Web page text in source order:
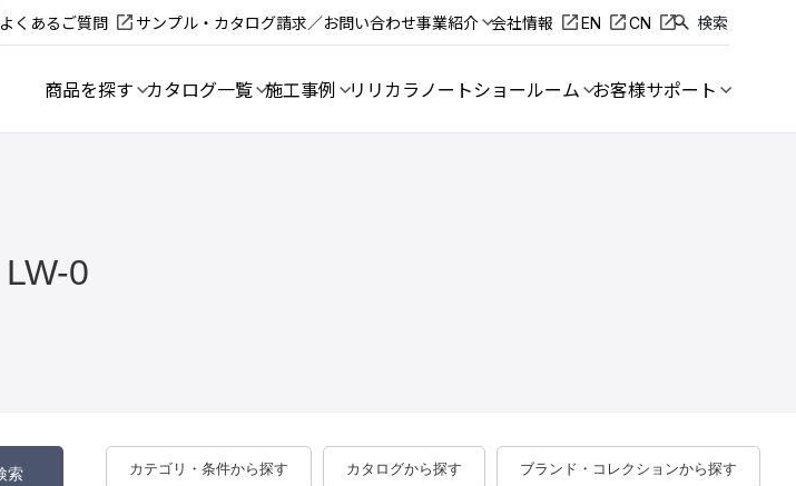
よくあるご質問 サンプル・カタログ請求／お問い合わせ事業紹介 会社情報 EN CN 検索
商品を探す カタログ一覧 施工事例 リリカラノートショールーム お客様サポート
LW-0
カテゴリ・条件から探す カタログから探す ブランド・コレクションから探す